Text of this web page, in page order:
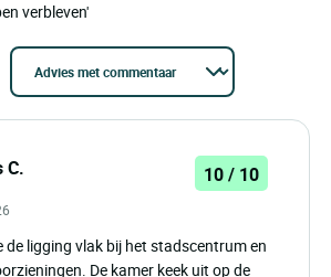
verbleven'
C. 10 / 10
de ligging vlak bij het stadscentrum en
De kamer keek uit op de